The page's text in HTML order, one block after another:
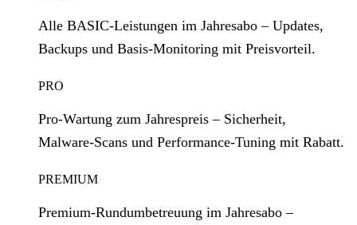
Alle BASIC‑Leistungen im Jahresabo – Updates,
Backups und Basis‑Monitoring mit Preisvorteil.
PRO
Pro‑Wartung zum Jahrespreis – Sicherheit,
Malware‑Scans und Performance‑Tuning mit Rabatt.
PREMIUM
Premium‑Rundumbetreuung im Jahresabo –